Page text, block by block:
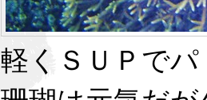
軽くＳＵＰで